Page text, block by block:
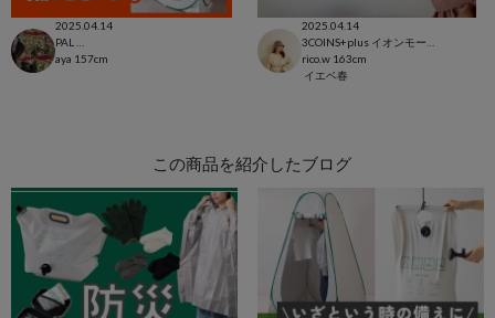
2025.04.14
aya 157cm
2025.04.14
rico.w 163cm
イエベ春
この商品を紹介したブログ